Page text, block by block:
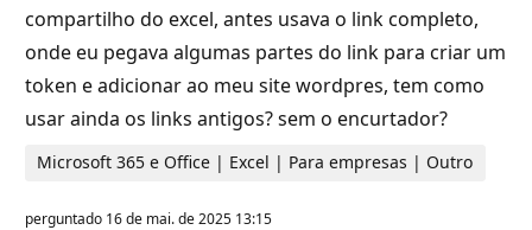
compartilho do excel, antes usava o link completo,
onde eu pegava algumas partes do link para criar um
token e adicionar ao meu site wordpres, tem como
usar ainda os links antigos? sem o encurtador?
Microsoft 365 e Office | Excel | Para empresas | Outro
perguntado 16 de mai. de 2025 13:15